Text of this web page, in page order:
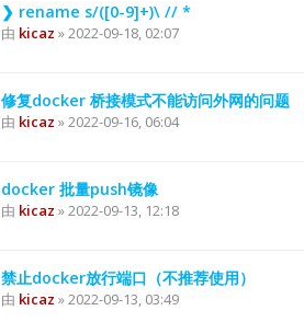
❯ rename s/([0-9]+)\ // *
由 kicaz » 2022-09-18, 02:07
修复docker 桥接模式不能访问外网的问题
由 kicaz » 2022-09-16, 06:04
docker 批量push镜像
由 kicaz » 2022-09-13, 12:18
禁止docker放行端口（不推荐使用）
由 kicaz » 2022-09-13, 03:49